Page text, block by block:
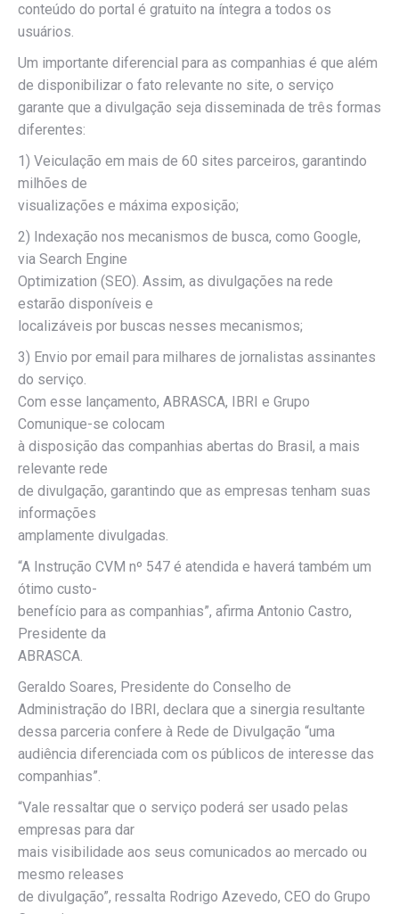
conteúdo do portal é gratuito na íntegra a todos os
usuários.
Um importante diferencial para as companhias é que além
de disponibilizar o fato relevante no site, o serviço
garante que a divulgação seja disseminada de três formas
diferentes:
1) Veiculação em mais de 60 sites parceiros, garantindo
milhões de
visualizações e máxima exposição;
2) Indexação nos mecanismos de busca, como Google,
via Search Engine
Optimization (SEO). Assim, as divulgações na rede
estarão disponíveis e
localizáveis por buscas nesses mecanismos;
3) Envio por email para milhares de jornalistas assinantes
do serviço.
Com esse lançamento, ABRASCA, IBRI e Grupo
Comunique-se colocam
à disposição das companhias abertas do Brasil, a mais
relevante rede
de divulgação, garantindo que as empresas tenham suas
informações
amplamente divulgadas.
“A Instrução CVM nº 547 é atendida e haverá também um
ótimo custo-
benefício para as companhias”, afirma Antonio Castro,
Presidente da
ABRASCA.
Geraldo Soares, Presidente do Conselho de
Administração do IBRI, declara que a sinergia resultante
dessa parceria confere à Rede de Divulgação “uma
audiência diferenciada com os públicos de interesse das
companhias”.
“Vale ressaltar que o serviço poderá ser usado pelas
empresas para dar
mais visibilidade aos seus comunicados ao mercado ou
mesmo releases
de divulgação”, ressalta Rodrigo Azevedo, CEO do Grupo